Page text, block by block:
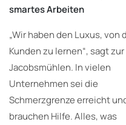
smartes Arbeiten
„Wir haben den Luxus, von
Kunden zu lernen“, sagt zur
Jacobsmühlen. In vielen
Unternehmen sei die
Schmerzgrenze erreicht
brauchen Hilfe. Alles, was